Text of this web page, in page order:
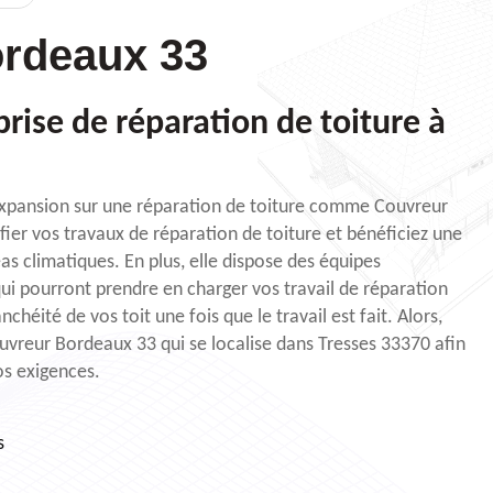
33
de réparation de toiture à
sur une réparation de toiture comme Couvreur
vos travaux de réparation de toiture et bénéficiez une
climatiques. En plus, elle dispose des équipes
pourront prendre en charger vos travail de réparation
de vos toit une fois que le travail est fait. Alors,
Bordeaux 33 qui se localise dans Tresses 33370 afin
exigences.